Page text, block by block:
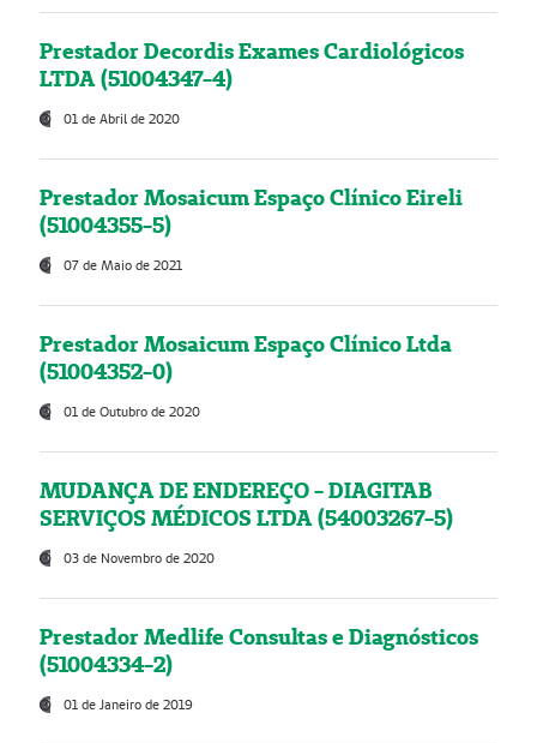
Prestador Decordis Exames Cardiológicos
LTDA (51004347-4)
01 de Abril de 2020
Prestador Mosaicum Espaço Clínico Eireli
(51004355-5)
07 de Maio de 2021
Prestador Mosaicum Espaço Clínico Ltda
(51004352-0)
01 de Outubro de 2020
MUDANÇA DE ENDEREÇO - DIAGITAB
SERVIÇOS MÉDICOS LTDA (54003267-5)
03 de Novembro de 2020
Prestador Medlife Consultas e Diagnósticos
(51004334-2)
01 de Janeiro de 2019